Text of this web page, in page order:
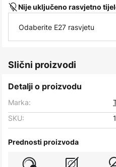
Nije uključeno rasvjetno
Odaberite E27 rasvjetu
Slični proizvodi
Detalji o proizvodu
Marka:
SKU:
Prednosti proizvoda